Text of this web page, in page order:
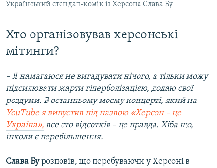
Український стендап-комік із Херсона Слава Бу
Хто організовував херсонські
мітинги?
– Я намагаюся не вигадувати нічого, а тільки можу
підсилювати жарти гіперболізацією, додаю свої
роздуми. В останньому моєму концерті, який на
YouTube я випустив під назвою «Херсон – це
Україна», все сто відсотків – це правда. Хіба що,
інколи є перебільшення.
Слава Бурозповів, що перебуваючи у Херсоні в